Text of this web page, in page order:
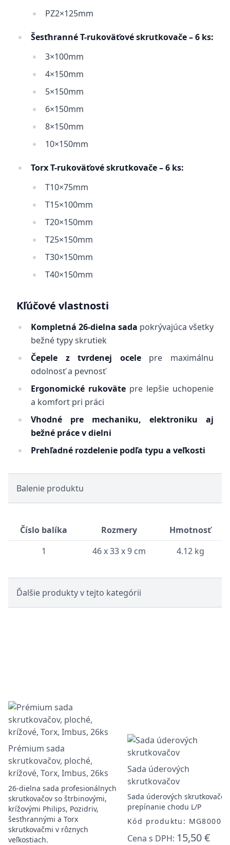
PZ2×125mm
Šesťhranné T-rukoväťové skrutkovače – 6 ks:
3×100mm
4×150mm
5×150mm
6×150mm
8×150mm
10×150mm
Torx T-rukoväťové skrutkovače – 6 ks:
T10×75mm
T15×100mm
T20×150mm
T25×150mm
T30×150mm
T40×150mm
Kľúčové vlastnosti
Kompletná 26-dielna sada pokrývajúca všetky
bežné typy skrutiek
Čepele z tvrdenej ocelepre maximálnu
odolnosť a pevnosť
Ergonomické rukoväte pre lepšie uchopenie
a komfort pri práci
Vhodné pre mechaniku, elektroniku aj
bežné práce v dielni
Prehľadné rozdelenie podľa typu a veľkosti
Balenie produktu
Číslo balíka Rozmery
Hmotnosť
1
46 x 33 x 9 cm 4.12 kg
Ďalšie produkty v tejto kategórii
Prémium sada
skrutkovačov, ploché,
krížové, Torx, Imbus, 26ks
26-dielna sada profesionálnych
skrutkovačov so štrbinovými,
krížovými Philips, Pozidriv,
šesťhrannými a Torx
skrutkovačmi v rôznych
veľkostiach.
Sada úderových
skrutkovačov
Sada úderových skrutkovačov,
prepínanie chodu L/P
Kód produktu: MG80005
Cena s DPH: 15,50 €